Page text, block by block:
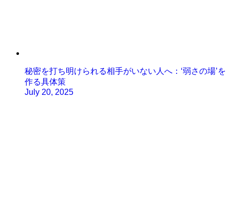
秘密を打ち明けられる相手がいない人へ：‘弱さの場’を
作る具体策
July 20, 2025